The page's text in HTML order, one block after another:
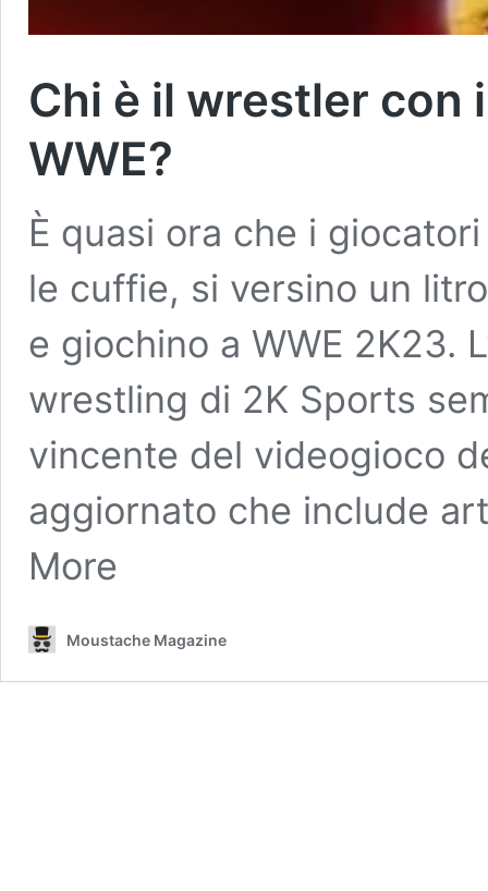
Chi è il wrestler con
WWE?
È quasi ora che i
le cuffie, si versino un
e giochino a WWE 2K23.
wrestling di 2K Sports
vincente del videogioco
aggiornato che include
More
Moustache Magazine